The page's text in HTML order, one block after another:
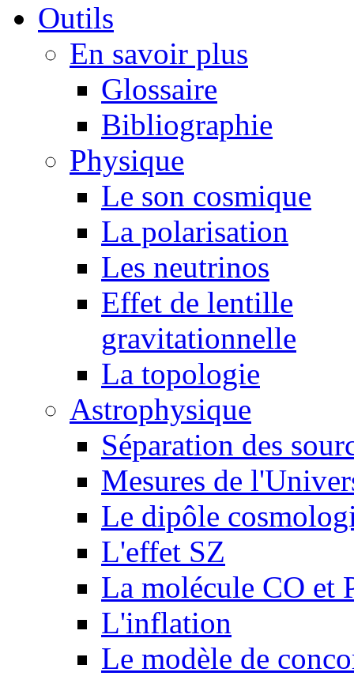
Outils
En savoir plus
Glossaire
Bibliographie
Physique
Le son cosmique
La polarisation
Les neutrinos
Effet de lentille
gravitationnelle
La topologie
Astrophysique
Séparation des
Mesures de
Le dipôle
L'effet SZ
La molécule CO et
L'inflation
Le modèle de